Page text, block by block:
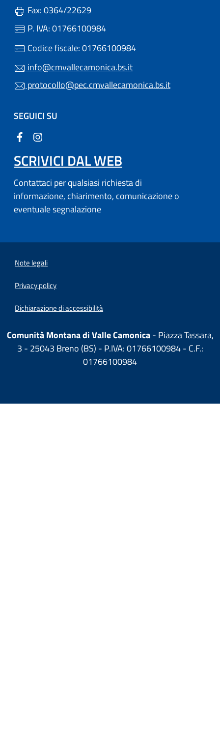
Fax: 0364/22629
P. IVA: 01766100984
Codice fiscale: 01766100984
info@cmvallecamonica.bs.it
protocollo@pec.cmvallecamonica.bs.it
SEGUICI SU
SCRIVICI DAL WEB
Contattaci per qualsiasi richiesta di
informazione, chiarimento, comunicazione o
eventuale segnalazione
Note legali
Privacy policy
Dichiarazione di accessibilità
Comunità Montana di Valle Camonica- Piazza Tassara,
3 - 25043 Breno (BS) - P.IVA: 01766100984 - C.F.:
01766100984